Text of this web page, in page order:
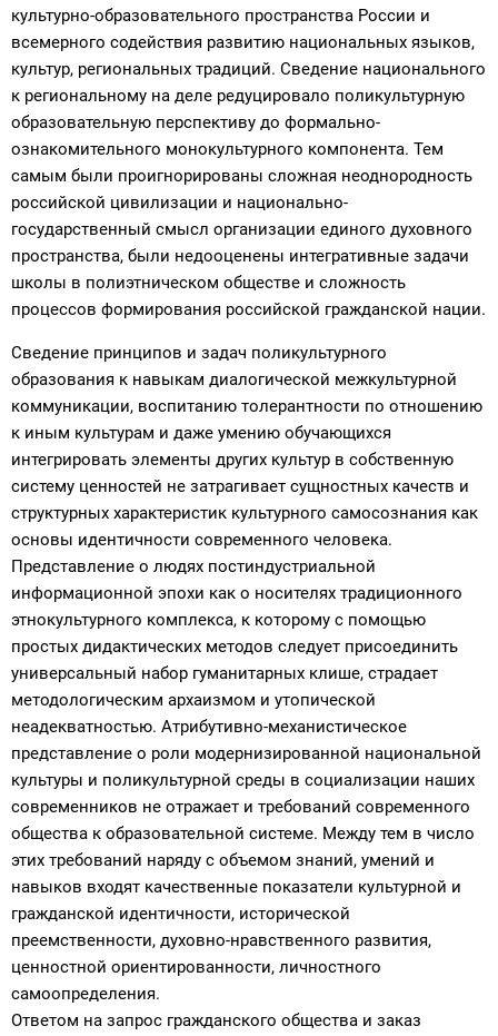
культурно-образовательного пространства России и
всемерного содействия развитию национальных языков,
культур, региональных традиций. Сведение национального
к региональному на деле редуцировало поликультурную
образовательную перспективу до формально-
ознакомительного монокультурного компонента. Тем
самым были проигнорированы сложная неоднородность
российской цивилизации и национально-
государственный смысл организации единого духовного
пространства, были недооценены интегративные задачи
школы в полиэтническом обществе и сложность
процессов формирования российской гражданской нации.
Сведение принципов и задач поликультурного
образования к навыкам диалогической межкультурной
коммуникации, воспитанию толерантности по отношению
к иным культурам и даже умению обучающихся
интегрировать элементы других культур в собственную
систему ценностей не затрагивает сущностных качеств и
структурных характеристик культурного самосознания как
основы идентичности современного человека.
Представление о людях постиндустриальной
информационной эпохи как о носителях традиционного
этнокультурного комплекса, к которому с помощью
простых дидактических методов следует присоединить
универсальный набор гуманитарных клише, страдает
методологическим архаизмом и утопической
неадекватностью. Атрибутивно-механистическое
представление о роли модернизированной национальной
культуры и поликультурной среды в социализации наших
современников не отражает и требований современного
общества к образовательной системе. Между тем в число
этих требований наряду с объемом знаний, умений и
навыков входят качественные показатели культурной и
гражданской идентичности, исторической
преемственности, духовно-нравственного развития,
ценностной ориентированности, личностного
самоопределения.
Ответом на запрос гражданского общества и заказ